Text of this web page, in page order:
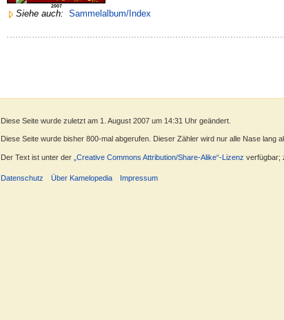
2007
Siehe auch: Sammelalbum/Index
Diese Seite wurde zuletzt am 1. August 2007 um 14:31 Uhr geändert.
Diese Seite wurde bisher 800-mal abgerufen. Dieser Zähler wird nur alle Nase lang
Der Text ist unter der „Creative Commons Attribution/Share-Alike“-Lizenz verfügbar;
Datenschutz Über Kamelopedia Impressum